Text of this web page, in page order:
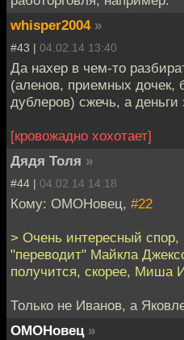
whisper2004 »
#43 | 04.02.14 13:40
Да нахер в чем-то
(аленов, приемных
дублеров) сжечь, а деньги
[кровожадно хохотает]
Дядя Толя »
#44 | 04.02.14 14:18
Кому: ОМОНовец, #22
> Очень интересный спор,
"переводит" Майкла
получится, скорее, Миша
Только не Иванов, а
ОМОНовец »